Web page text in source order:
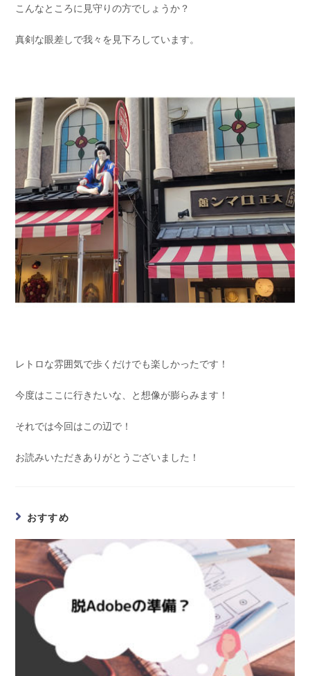
こんなところに見守りの方でしょうか？
真剣な眼差しで我々を見下ろしています。
レトロな雰囲気で歩くだけでも楽しかったです！
今度はここに行きたいな、と想像が膨らみます！
それでは今回はこの辺で！
お読みいただきありがとうございました！
おすすめ